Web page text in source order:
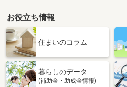
お役立ち情報
住まいのコラム
暮らしのデータ
(補助金・助成金情報)